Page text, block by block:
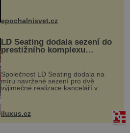
vstupenka...
epochalnisvet.cz
LD Seating dodala sezení do
prestižního komplexu
MediaCityUK v Salfordu
Společnost LD Seating dodala na
míru navržené sezení pro dvě
výjimečné realizace kanceláří v
areálu MediaCityUK v anglickém
budov Media...
iluxus.cz